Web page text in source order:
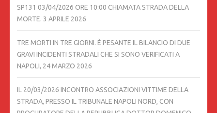
SP131 03/04/2026 ORE 10:00 CHIAMATA STRADA DELLA
MORTE. 3 APRILE 2026
TRE MORTI IN TRE GIORNI. È PESANTE IL BILANCIO DI DUE
GRAVI INCIDENTI STRADALI CHE SI SONO VERIFICATI A
NAPOLI, 24 MARZO 2026
IL 20/03/2026 INCONTRO ASSOCIAZIONI VITTIME DELLA
STRADA, PRESSO IL TRIBUNALE NAPOLI NORD, CON